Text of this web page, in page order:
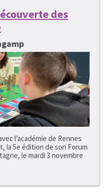
des
l’académie de Rennes
la 5e édition de son Forum
le mardi 3 novembre